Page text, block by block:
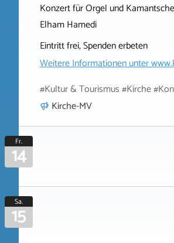
Konzert für Orgel und
Elham Hamedi
Eintritt frei, Spenden erbeten
Weitere Informationen unter
#Kultur & Tourismus #Kirche
Kirche-MV
Fr.
14
Sa.
15